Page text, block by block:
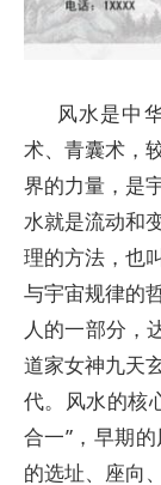
风水是中
术、 青囊术 ，
界的力量，是
水就是流动和
理的方法，也
与宇宙规律的
人的一部分，
道家女神九天
代。风水的核
合一”，早期
的选址、座向